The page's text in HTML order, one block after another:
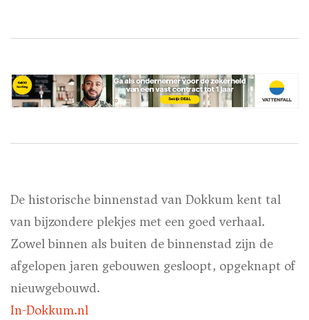
De historische binnenstad van Dokkum kent tal
van bijzondere plekjes met een goed verhaal.
Zowel binnen als buiten de binnenstad zijn de
afgelopen jaren gebouwen gesloopt, opgeknapt of
nieuwgebouwd.
In-Dokkum.nl